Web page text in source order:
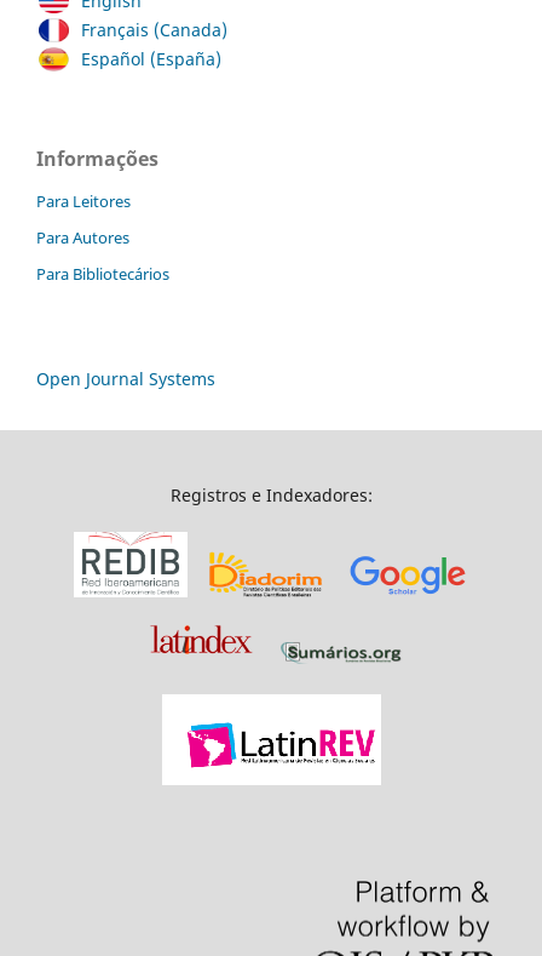
Français (Canada)
Español (España)
Informações
Para Leitores
Para Autores
Para Bibliotecários
Open Journal Systems
Registros e Indexadores: